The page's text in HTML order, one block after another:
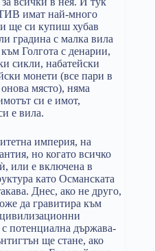
имат най-много
ще си купиш хубав
градина с малка вила
Голгота с денарии,
сикли, набатейски
монети (все пари в
място), няма
си е имот,
е вила.
империя, на
но когато всичко
или е включена в
като Османската
Днес, ако не друго,
да гравитира към
потенциална държава-
ще стане, ако